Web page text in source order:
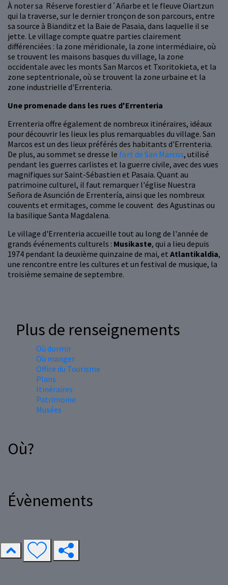
À noter sa Réserve forestier d´Añarbe et le fleuve Oiartzun
qui la traverse, sur le dernier tronçon de son parcours, entre
sa source à Bianditz et la Baie de Pasaia, dans laquelle il se
jette. Le village compte quatre parties clairement
différenciées : la zone méridionale, la zone intermédiaire, où
se trouvent les maisons basques du village, la zone
occidentale avec les monts San Marcos et Txoritokieta, et la
zone septentrionale, où se trouvent la zone urbaine et la
zone industrielle d'Errenteria.
Une promenade dans les rues d'Errenteria
Errenteria offre également de nombreux itinéraires, idéaux
pour découvrir les lieux les plus remarquables du village. San
Marcos est un des lieux préférés des habitants d'Errenteria.
De plus, au sommet se dresse le fort de San Marcos, utilisé
pendant les guerres carlistes et la guerre civile, avec des vues
magnifiques sur Saint-Sébastien et Pasaia. Quant au
patrimoine culturel, il faut remarquer l'église Nuestra
Señora de Asunción de Errentería, ainsi que les nombreux
couvents et ermitages, comme le couvent des Agustinas ou
la basilique Santa Magdalena.
Le village d'Errenteria accueille tout au long de l'année de
grands événements culturels : Musikaste, qui a lieu depuis
1974 pendant la deuxième quinzaine de mai, et Atlantikaldia,
une rencontre entre les cultures et un festival de musique, la
troisième semaine de septembre.
Plus de renseignements
Où dormir
Où manger
Office du Tourisme
Plans
Itinéraires
Patrimoine
Musées
Où?
Évènements